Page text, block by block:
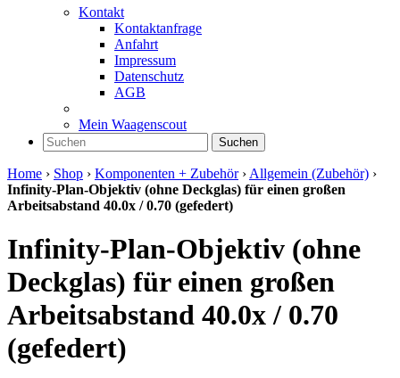
Kontakt
Kontaktanfrage
Anfahrt
Impressum
Datenschutz
AGB
Mein Waagenscout
Suchen
Home › Shop › Komponenten + Zubehör› Allgemein (Zubehör) ›
Infinity-Plan-Objektiv (ohne Deckglas) für einen großen
Arbeitsabstand 40.0x / 0.70 (gefedert)
Infinity-Plan-Objektiv (ohne
Deckglas) für einen großen
Arbeitsabstand 40.0x / 0.70
(gefedert)